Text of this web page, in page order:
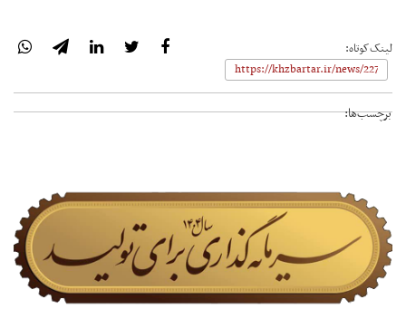
لینک‌کوتاه:
برچسب‌ها: